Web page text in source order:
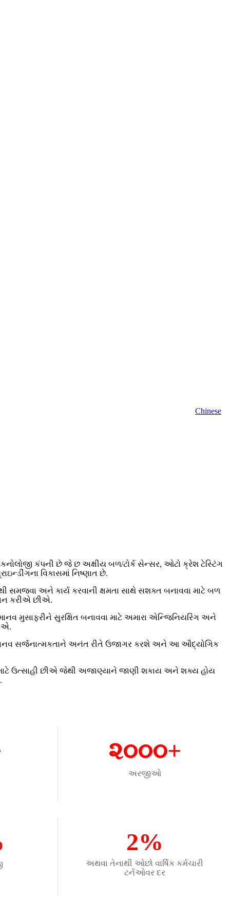
Chinese
કંપની છે જે છ અક્ષીય બળ/ટોર્ક સેન્સર, ઓટો ક્રેશ ટેસ્ટિંગ
વિકાસમાં નિષ્ણાત છે.
સમજવા અને કાર્ય કરવાની ક્ષમતા સાથે સશક્ત બનાવવા માટે બળ
કરીએ છીએ.
મુસાફરીને સુરક્ષિત બનાવવા માટે અમારા એન્જિનિયરિંગ અને
સર્જનાત્મકતાને અનંત રીતે ઉજાગર કરશે અને આ ઔદ્યોગિક
માટે ઉત્સાહી છીએ જેથી અજાણ્યાને જાણી શકાય અને શક્ય હોય
૨૦૦૦+
અરજીઓ
2%
અથવા તેનાથી ઓછો વાર્ષિક કર્મચારી
ટર્નઓવર દર